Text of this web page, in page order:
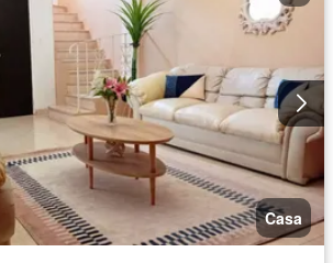
Casa